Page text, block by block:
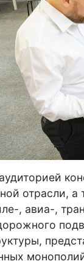
отрасли, а
, авиа-,